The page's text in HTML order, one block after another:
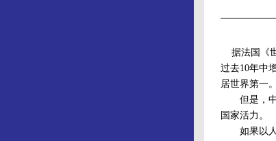
据法国《
过去10年中
居世界第一。
但是，中
国家活力。
如果以人